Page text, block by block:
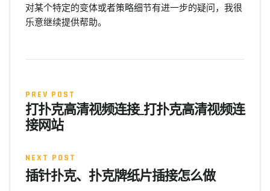
对某个特定的变体或者策略细节有进一步的疑问，我很
乐意继续提供帮助。
PREV POST
打扑克高清视频连接_打扑克高清视频连
接网站
NEXT POST
插针扑克、扑克牌纸片插接怎么做